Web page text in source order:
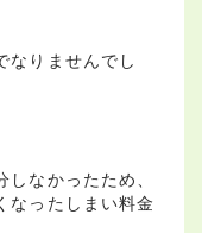
なりませんでし
なかったため、
なったしまい料金